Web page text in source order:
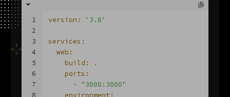
1
2
3
4
5
6
7
version: '3.8'
services:
web:
build:
.
ports:
-
"3000:3000"